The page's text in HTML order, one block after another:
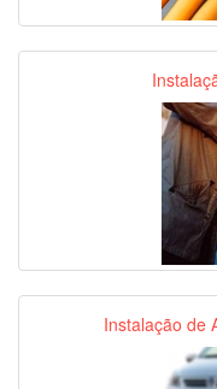
Instalação de